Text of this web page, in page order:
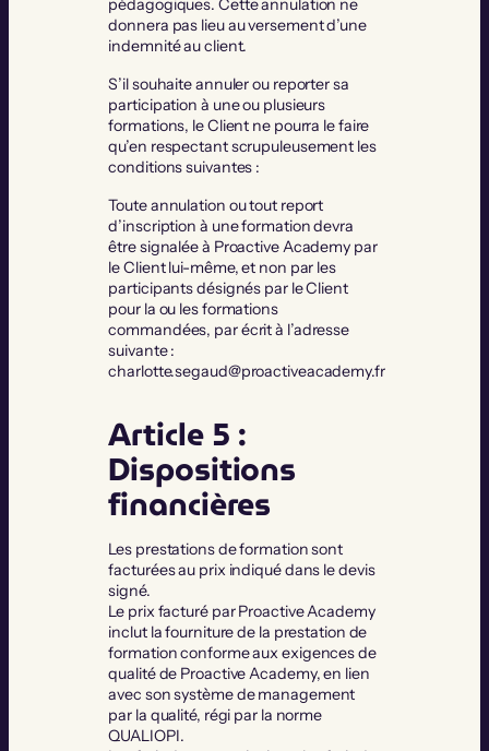
donnera pas lieu au versement d’une
indemnité au client.
S’il souhaite annuler ou reporter sa
participation à une ou plusieurs
formations, le Client ne pourra le faire
qu’en respectant scrupuleusement les
conditions suivantes :
Toute annulation ou tout report
d’inscription à une formation devra
être signalée à Proactive Academy par
le Client lui-même, et non par les
participants désignés par le Client
pour la ou les formations
commandées, par écrit à l’adresse
suivante :
charlotte.segaud@proactiveacademy.fr
Article 5 :
Dispositions
financières
Les prestations de formation sont
facturées au prix indiqué dans le devis
signé.
Le prix facturé par Proactive Academy
inclut la fourniture de la prestation de
formation conforme aux exigences de
qualité de Proactive Academy, en lien
avec son système de management
par la qualité, régi par la norme
QUALIOPI.